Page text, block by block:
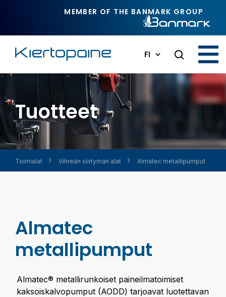
MEMBER OF THE BANMARK GROUP
FI
Tuotteet
Toimialat Vihreän siirtymän alat Almatec metallipumput
Almatec
metallipumput
Almatec® metallirunkoiset paineilmatoimiset
kaksoiskalvopumput (AODD) tarjoavat luotettavan